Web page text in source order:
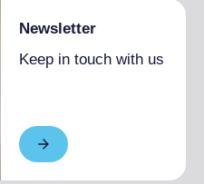
Newsletter
Keep in touch with us